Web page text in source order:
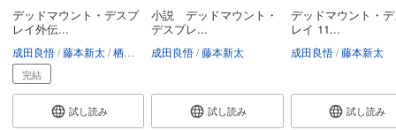
デッドマウント・デスプ
レイ外伝...
成田良悟 藤本新太 栖上ヤタ まつたけうめ
完結
試し読み
小説 デッドマウント・
デスプレ...
成田良悟 藤本新太
試し読み
デッドマウント・
レイ 11...
成田良悟 藤本新太
試し読み